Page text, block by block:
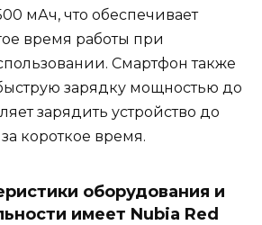
мАч, что обеспечивает
время работы при
Смартфон также
зарядку мощностью до
зарядить устройство до
короткое время.
оборудования и
имеет Nubia Red